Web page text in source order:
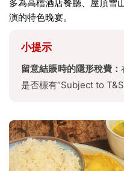
多為高檔酒店餐廳、屋頂雪
演的特色晚宴。
小提示
留意結賬時的隱形稅費：
是否標有“Subject to